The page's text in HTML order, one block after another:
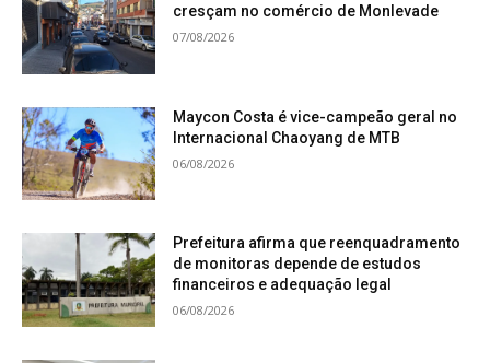
cresçam no comércio de Monlevade
07/08/2026
Maycon Costa é vice-campeão geral no
Internacional Chaoyang de MTB
06/08/2026
Prefeitura afirma que reenquadramento
de monitoras depende de estudos
financeiros e adequação legal
06/08/2026